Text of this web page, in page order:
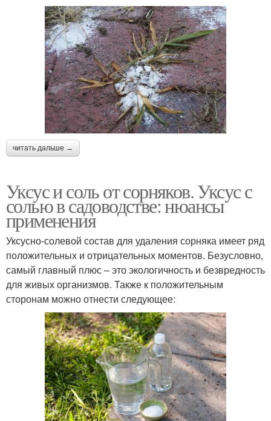
читать дальше →
Уксус и соль от сорняков. Уксус с
солью в садоводстве: нюансы
применения
Уксусно-солевой состав для удаления сорняка имеет ряд
положительных и отрицательных моментов. Безусловно,
самый главный плюс – это экологичность и безвредность
для живых организмов. Также к положительным
сторонам можно отнести следующее: